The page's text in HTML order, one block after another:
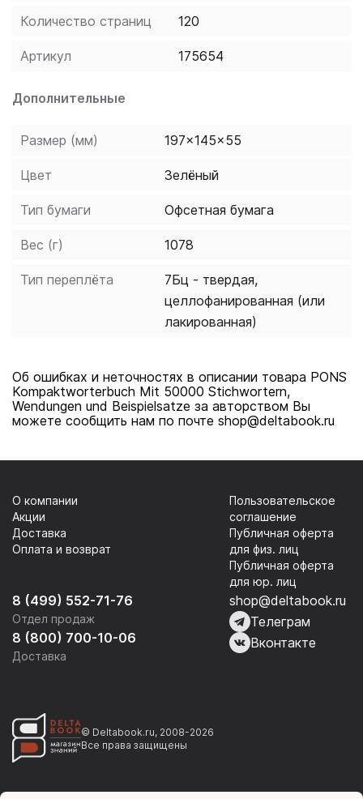
Количество страниц 120
Артикул 175654
Дополнительные
Размер (мм) 197x145x55
Цвет Зелёный
Тип бумаги Офсетная бумага
Вес (г) 1078
Тип переплёта
7Бц - твердая,
целлофанированная (или
лакированная)
Об ошибках и неточностях в описании товара PONS
Kompaktworterbuch Mit 50000 Stichwortern,
Wendungen und Beispielsatze за авторством Вы
можете сообщить нам по почте shop@deltabook.ru
8 (499) 552-71-76
Отдел продаж
8 (800) 700-10-06
Доставка
О компании
Акции
Доставка
Оплата и возврат
Пользовательское
соглашение
Публичная оферта
для физ. лиц
Публичная оферта
для юр. лиц
shop@deltabook.ru
Телеграм
Вконтакте
© Deltabook.ru, 2008-2026
Все права защищены